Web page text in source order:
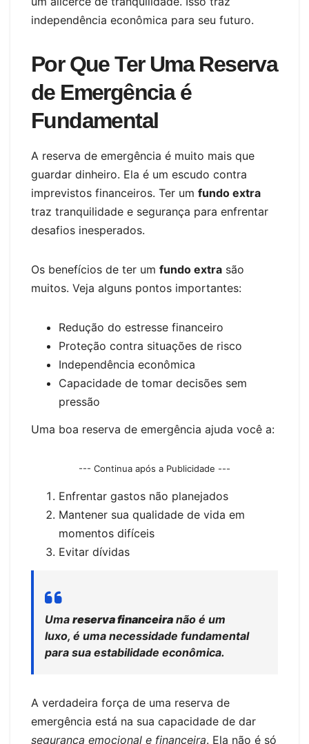
independência econômica para seu futuro.
Por Que Ter Uma Reserva
de Emergência é
Fundamental
A reserva de emergência é muito mais que
guardar dinheiro. Ela é um escudo contra
imprevistos financeiros. Ter um fundo extra
traz tranquilidade e segurança para enfrentar
desafios inesperados.
Os benefícios de ter um fundo extra são
muitos. Veja alguns pontos importantes:
Redução do estresse financeiro
Proteção contra situações de risco
Independência econômica
Capacidade de tomar decisões sem
pressão
Uma boa reserva de emergência ajuda você a:
--- Continua após a Publicidade ---
Enfrentar gastos não planejados
Mantener sua qualidade de vida em
momentos difíceis
Evitar dívidas
Uma reserva financeira não é um
luxo, é uma necessidade fundamental
para sua estabilidade econômica.
A verdadeira força de uma reserva de
emergência está na sua capacidade de dar
segurança emocional e financeira. Ela não é só